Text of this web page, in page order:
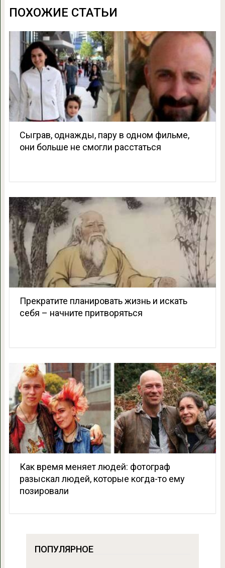
ПОХОЖИЕ СТАТЬИ
Сыграв, однажды, пару в одном фильме,
они больше не смогли расстаться
Прекратите планировать жизнь и искать
себя – начните притворяться
Как время меняет людей: фотограф
разыскал людей, которые когда-то ему
позировали
ПОПУЛЯРНОЕ